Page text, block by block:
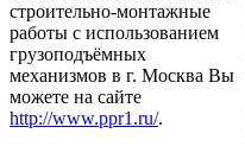
строительно-монтажные
работы с использованием
грузоподъёмных
механизмов в г. Москва Вы
можете на сайте
http://www.ppr1.ru/.